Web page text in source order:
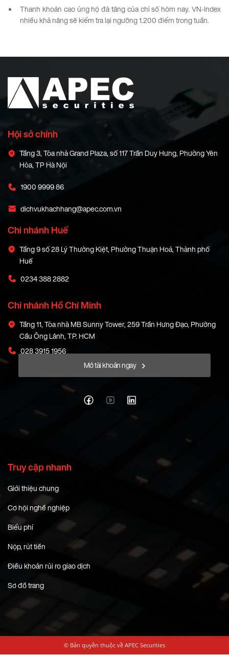
Thanh khoản cao ủng hộ đà tăng của chỉ số hôm nay. VN-Index
nhiều khả năng sẽ kiểm tra lại ngưỡng 1.200 điểm trong tuần.
Mở tài khoản ngay
Hội sở chính
Tầng 3, Tòa nhà Grand Plaza, số 117 Trần Duy Hưng, Phường Yên
Hòa, TP Hà Nội
1900 9999 86
dichvukhachhang@apec.com.vn
Chi nhánh Huế
Tầng 9 số 28 Lý Thường Kiệt, Phường Thuận Hoá, Thành phố
Huế
0234 388 2882
Chi nhánh Hồ Chí Minh
Tầng 11, Tòa nhà MB Sunny Tower, 259 Trần Hưng Đạo, Phường
Cầu Ông Lãnh, TP. HCM
028 3915 1956
Truy cập nhanh
Giới thiệu chung
Cơ hội nghề nghiệp
Biểu phí
Nộp, rút tiền
Điều khoản rủi ro giao dịch
Sơ đồ trang
© Bản quyền thuộc về APEC Securities